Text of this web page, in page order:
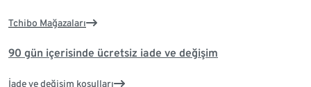
Tchibo Mağazaları
90 gün içerisinde ücretsiz iade ve değişim
İade ve değişim koşulları